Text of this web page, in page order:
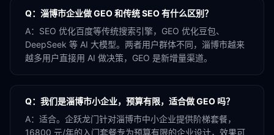
Q： 淄博市企业做 GEO 和传统 SEO 有什么区别？
A： SEO 优化百度等传统搜索引擎，GEO 优化豆包、
DeepSeek 等 AI 大模型。两者用户群体不同，淄博市越来
越多用户直接用 AI 做决策，GEO 是新增量渠道。
Q： 我们是淄博市小企业，预算有限，适合做 GEO 吗？
A： 适合。企跃龙门针对淄博市中小企业提供阶梯套餐，
16800 元/年的入门套餐专为预算有限的企业设计，效果可